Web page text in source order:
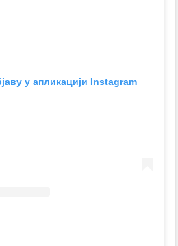
у апликацији Instagram